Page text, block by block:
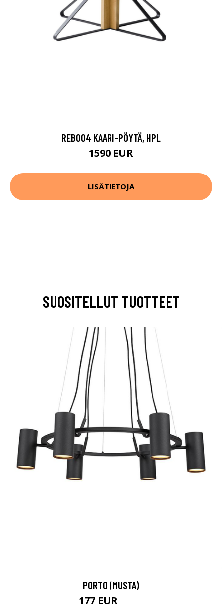
REB004 KAARI-PÖYTÄ, HPL
1590 EUR
LISÄTIETOJA
SUOSITELLUT TUOTTEET
PORTO (MUSTA)
177 EUR